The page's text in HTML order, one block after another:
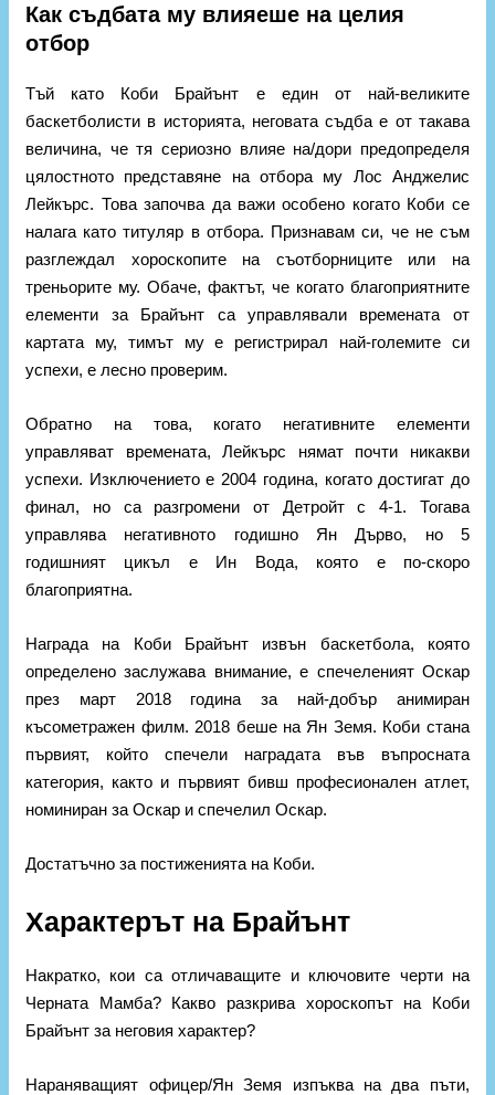
Как съдбата му влияеше на целия
отбор
Тъй като Коби Брайънт е един от най-великите
баскетболисти в историята, неговата съдба е от такава
величина, че тя сериозно влияе на/дори предопределя
цялостното представяне на отбора му Лос Анджелис
Лейкърс. Това започва да важи особено когато Коби се
налага като титуляр в отбора. Признавам си, че не съм
разглеждал хороскопите на съотборниците или на
треньорите му. Обаче, фактът, че когато благоприятните
елементи за Брайънт са управлявали времената от
картата му, тимът му е регистрирал най-големите си
успехи, е лесно проверим.
Обратно на това, когато негативните елементи
управляват времената, Лейкърс нямат почти никакви
успехи. Изключението е 2004 година, когато достигат до
финал, но са разгромени от Детройт с 4-1. Тогава
управлява негативното годишно Ян Дърво, но 5
годишният цикъл е Ин Вода, която е по-скоро
благоприятна.
Награда на Коби Брайънт извън баскетбола, която
определено заслужава внимание, е спечеленият Оскар
през март 2018 година за най-добър анимиран
късометражен филм. 2018 беше на Ян Земя. Коби стана
първият, който спечели наградата във въпросната
категория, както и първият бивш професионален атлет,
номиниран за Оскар и спечелил Оскар.
Достатъчно за постиженията на Коби.
Характерът на Брайънт
Накратко, кои са отличаващите и ключовите черти на
Черната Мамба? Какво разкрива хороскопът на Коби
Брайънт за неговия характер?
Нараняващият офицер/Ян Земя изпъква на два пъти,